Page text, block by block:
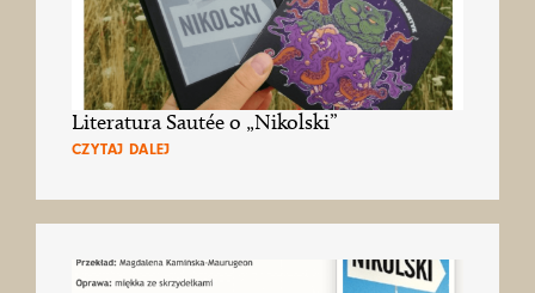
Literatura Sautée o „Nikolski”
CZYTAJ DALEJ